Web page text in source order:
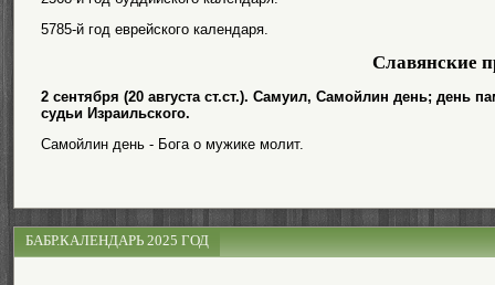
5785-й год еврейского календаря.
Славянские
2 сентября (20 августа ст.ст.). Самуил, Самойлин день; день
судьи Израильского.
Самойлин день - Бога о мужике молит.
БАБР.КАЛЕНДАРЬ 2025 ГОД